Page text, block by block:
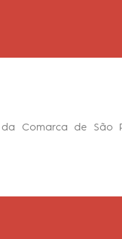
Comarca de São